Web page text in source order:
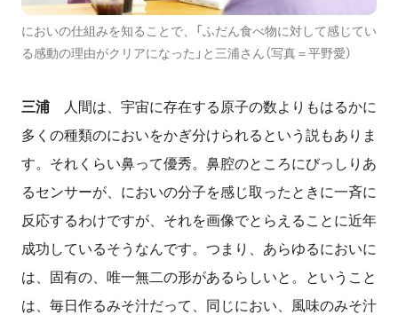
においの仕組みを知ることで、「ふだん食べ物に対して感じてい
る感動の理由がクリアになった」と三浦さん（写真＝平野愛）
三浦 人間は、宇宙に存在する原子の数よりもはるかに
多くの種類のにおいをかぎ分けられるという説もありま
す。それくらい鼻って優秀。鼻腔のところにびっしりあ
るセンサーが、においの分子を感じ取ったときに一斉に
反応するわけですが、それを画像でとらえることに近年
成功しているそうなんです。つまり、あらゆるにおいに
は、固有の、唯一無二の形があるらしいと。ということ
は、毎日作るみそ汁だって、同じにおい、風味のみそ汁